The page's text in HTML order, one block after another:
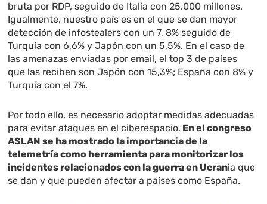
bruta por RDP, seguido de Italia con 25.000 millones.
Igualmente, nuestro país es en el que se dan mayor
detección de infostealers con un 7, 8% seguido de
Turquía con 6,6% y Japón con un 5,5%. En el caso de
las amenazas enviadas por email, el top 3 de países
que las reciben son Japón con 15,3%; España con 8% y
Turquía con el 7%.
Por todo ello, es necesario adoptar medidas adecuadas
para evitar ataques en el ciberespacio. En el congreso
ASLAN se ha mostrado la importancia de la
telemetría como herramienta para monitorizar los
incidentes relacionados con la guerra en Ucrania que
se dan y que pueden afectar a países como España.